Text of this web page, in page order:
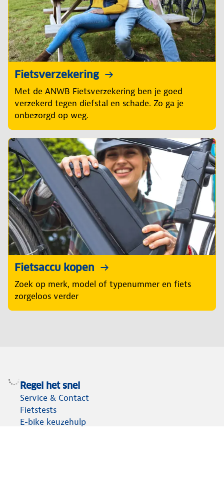
Fietsverzekering
Met de ANWB Fietsverzekering ben je goed
verzekerd tegen diefstal en schade. Zo ga je
onbezorgd op weg.
Fietsaccu kopen
Zoek op merk, model of typenummer en fiets
zorgeloos verder
Regel het snel
Service & Contact
Fietstests
E-bike keuzehulp